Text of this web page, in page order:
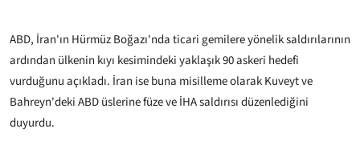
ABD, İran'ın Hürmüz Boğazı'nda ticari gemilere yönelik saldırılarının
ardından ülkenin kıyı kesimindeki yaklaşık 90 askeri hedefi
vurduğunu açıkladı. İran ise buna misilleme olarak Kuveyt ve
Bahreyn'deki ABD üslerine füze ve İHA saldırısı düzenlediğini
duyurdu.